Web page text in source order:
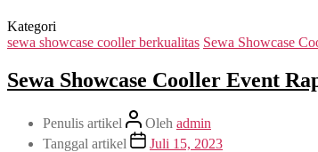
Kategori
sewa showcase cooller berkualitas Sewa Showcase
Sewa Showcase Cooller Event
Penulis artikel Oleh admin
Tanggal artikel
Juli 15, 2023